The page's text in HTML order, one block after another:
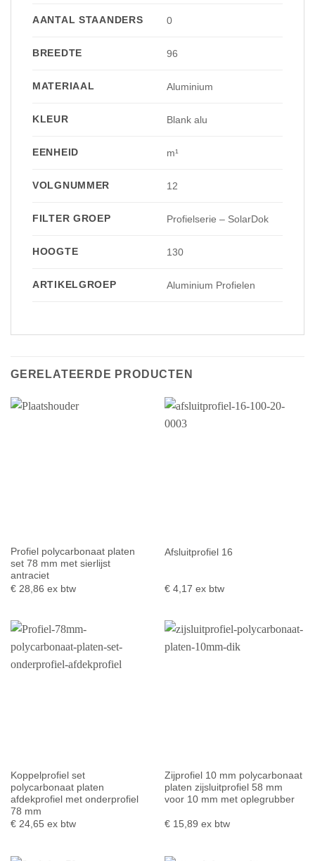
AANTAL STAANDERS 0
BREEDTE 96
MATERIAAL Aluminium
KLEUR Blank alu
EENHEID m¹
VOLGNUMMER 12
FILTER GROEP Profielserie – SolarDok
HOOGTE 130
ARTIKELGROEP Aluminium Profielen
GERELATEERDE PRODUCTEN
Profiel polycarbonaat platen
set 78 mm met sierlijst
antraciet
€28,86 ex btw
Afsluitprofiel 16
€4,17 ex btw
Koppelprofiel set
polycarbonaat platen
afdekprofiel met onderprofiel
78 mm
€24,65 ex btw
Zijprofiel 10 mm polycarbonaat
platen zijsluitprofiel 58 mm
voor 10 mm met oplegrubber
€15,89 ex btw